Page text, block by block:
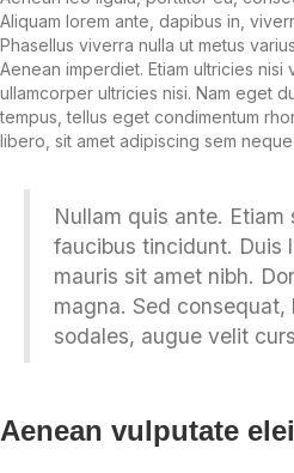
Aliquam lorem ante, dapibus in,
Phasellus viverra nulla ut metus
Aenean imperdiet. Etiam ultricies nisi
ullamcorper ultricies nisi. Nam eget
tempus, tellus eget condimentum
libero, sit amet adipiscing sem
Nullam quis ante.
faucibus tincidunt. Duis
mauris sit amet nibh.
magna. Sed consequat,
sodales, augue velit
Aenean vulputate